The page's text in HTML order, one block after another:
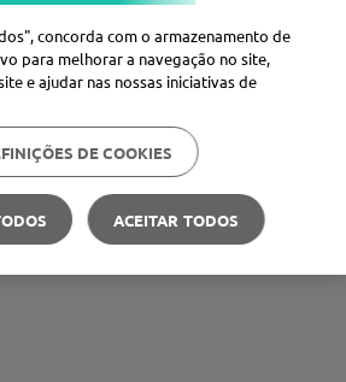
Médis
Poupe nas suas compras
concorda com o armazenamento de
para melhorar a navegação no site,
e ajudar nas nossas iniciativas de
DE COOKIES
ACEITAR TODOS